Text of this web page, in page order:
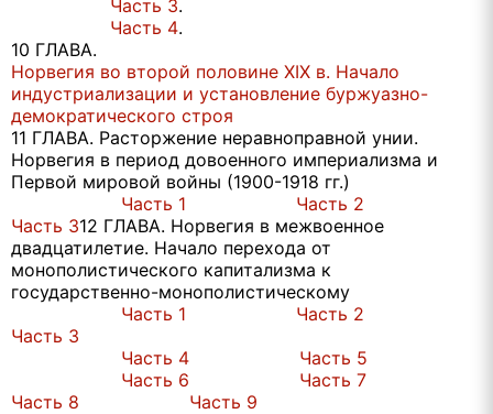
Часть 3.
Часть 4.
10 ГЛАВА.
Норвегия во второй половине XIX в. Начало
индустриализации и установление буржуазно-
демократического строя
11 ГЛАВА. Расторжение неравноправной унии.
Норвегия в период довоенного империализма и
Первой мировой войны (1900-1918 гг.)
Часть 1
Часть 2
Часть 312 ГЛАВА. Норвегия в межвоенное
двадцатилетие. Начало перехода от
монополистического капитализма к
государственно-монополистическому
Часть 1
Часть 2
Часть 3
Часть 4
Часть 5
Часть 6
Часть 7
Часть 8
Часть 9